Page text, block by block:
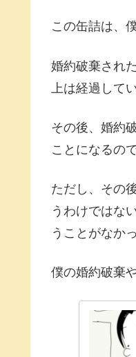
この缶詰は、
婚約破棄され
上は経過して
その後、婚約
ことになるの
ただし、その
うわけではな
うことがなか
僕の婚約破棄